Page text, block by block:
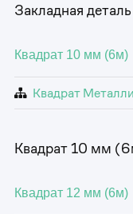
Закладная
Квадрат 10 мм (6м)
Квадрат
Квадрат 10 мм
Квадрат 12 мм (6м)